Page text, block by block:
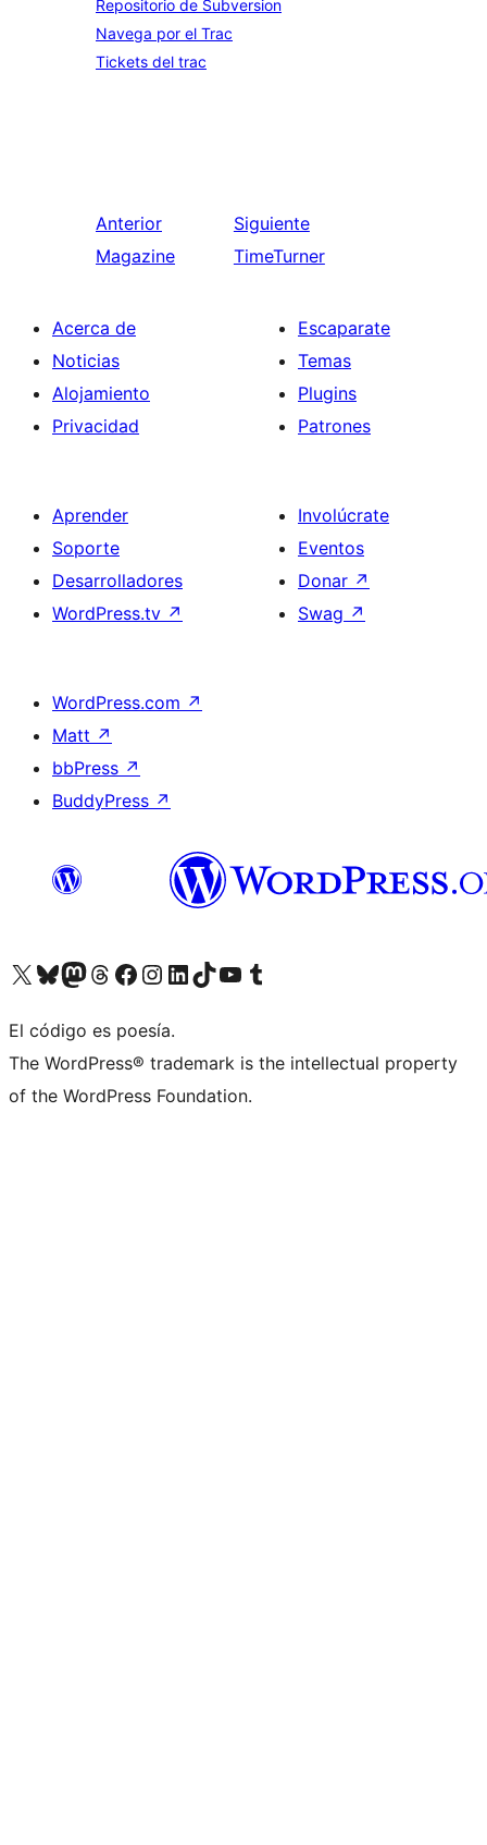
Repositorio de Subversion
Navega por el Trac
Tickets del trac
Anterior
Magazine
Siguiente
TimeTurner
Acerca de
Noticias
Alojamiento
Privacidad
Escaparate
Temas
Plugins
Patrones
Aprender
Soporte
Desarrolladores
WordPress.tv ↗
Involúcrate
Eventos
Donar ↗
Swag ↗
WordPress.com ↗
Matt ↗
bbPress ↗
BuddyPress ↗
Visita nuestra cuenta de X (anteriormente Twitter)
Visita nuestra cuenta de Bluesky
Visita nuestra cuenta de Mastodon
Visita nuestra cuenta de Threads
Visita nuestra página de Facebook
Visita nuestra cuenta de Instagram
Visita nuestra cuenta de LinkedIn
Visita nuestra cuenta de TikTok
Visita nuestro canal de YouTube
Visita nuestra cuenta de Tumblr
El código es poesía.
The WordPress® trademark is the intellectual property
of the WordPress Foundation.